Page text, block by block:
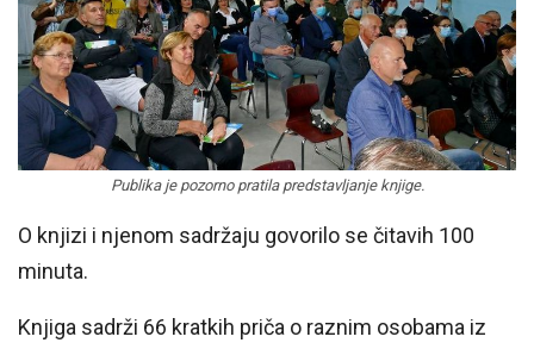
Publika je pozorno pratila predstavljanje knjige.
O knjizi i njenom sadržaju govorilo se čitavih 100
minuta.
Knjiga sadrži 66 kratkih priča o raznim osobama iz